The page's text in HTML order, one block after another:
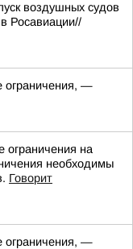
воздушных судов
Росавиации//
ограничения, —
на
необходимы
Говорит
ограничения, —